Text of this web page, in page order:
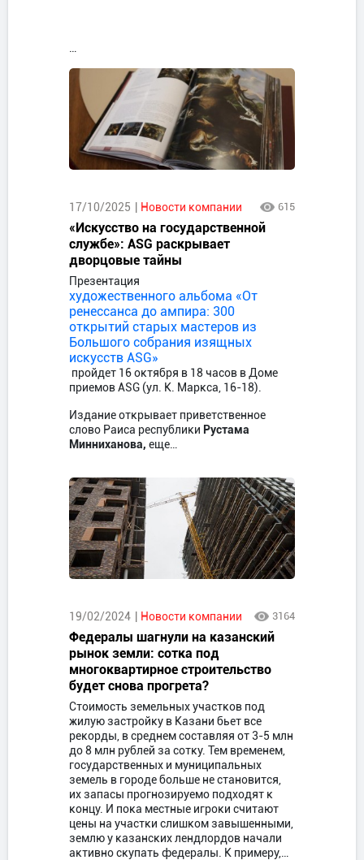
…
17/10/2025 Новости компании 615
«Искусство на государственной
службе»: ASG раскрывает
дворцовые тайны
Презентация
художественного альбома «От
ренессанса до ампира: 300
открытий старых мастеров из
Большого собрания изящных
искусств ASG»
пройдет 16 октября в 18 часов в Доме
приемов ASG (ул. К. Маркса, 16-18).
Издание открывает приветственное
слово Раиса республики Рустама
Минниханова, еще…
19/02/2024 Новости компании 3164
Федералы шагнули на казанский
рынок земли: сотка под
многоквартирное строительство
будет снова прогрета?
Стоимость земельных участков под
жилую застройку в Казани бьет все
рекорды, в среднем составляя от 3-5 млн
до 8 млн рублей за сотку. Тем временем,
государственных и муниципальных
земель в городе больше не становится,
их запасы прогнозируемо подходят к
концу. И пока местные игроки считают
цены на участки слишком завышенными,
землю у казанских лендлордов начали
активно скупать федералы. К примеру,…